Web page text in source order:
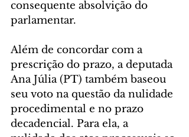
consequente absolvição do
parlamentar.
Além de concordar com a
prescrição do prazo, a deputada
Ana Júlia (PT) também baseou
seu voto na questão da nulidade
procedimental e no prazo
decadencial. Para ela, a